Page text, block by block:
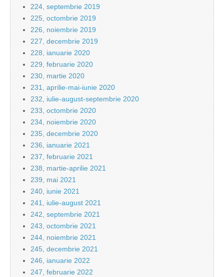
224, septembrie 2019
225, octombrie 2019
226, noiembrie 2019
227, decembrie 2019
228, ianuarie 2020
229, februarie 2020
230, martie 2020
231, aprilie-mai-iunie 2020
232, iulie-august-septembrie 2020
233, octombrie 2020
234, noiembrie 2020
235, decembrie 2020
236, ianuarie 2021
237, februarie 2021
238, martie-aprilie 2021
239, mai 2021
240, iunie 2021
241, iulie-august 2021
242, septembrie 2021
243, octombrie 2021
244, noiembrie 2021
245, decembrie 2021
246, ianuarie 2022
247, februarie 2022